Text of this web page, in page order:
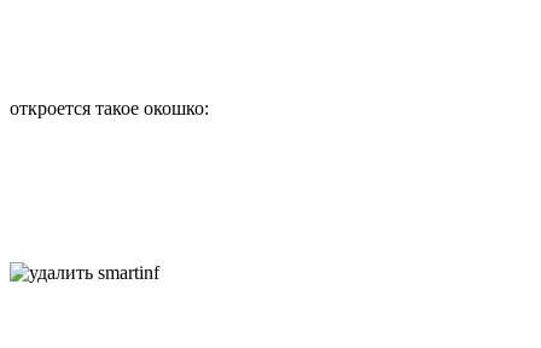
откроется такое окошко: